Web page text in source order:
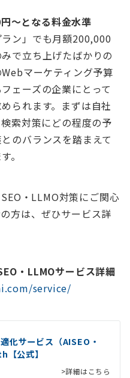
〜となる料金水準
ン」でも月額200,000
で立ち上げたばかりの
マーケティング予算
ェーズの企業にとって
られます。まずは自社
索対策にどの程度の予
のバランスを踏まえて
。
・LLMO対策にご関心
方は、ぜひサービス詳
・LLMOサービス詳細
service/
化サービス（AISEO・
公式】
>詳細はこちら